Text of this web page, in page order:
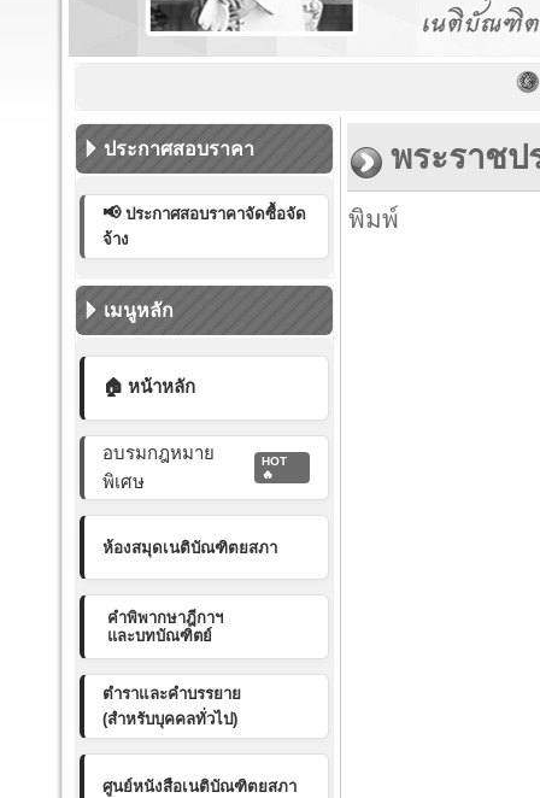
กา
ประกาศสอบราคา
📢 ประกาศสอบราคาจัดซื้อจัด
จ้าง
เมนูหลัก
🏠 หน้าหลัก
อบรมกฎหมาย
พิเศษ
HOT
🔥
ห้องสมุดเนติบัณฑิตยสภา
คำพิพากษาฎีกาฯ
และบทบัณฑิตย์
ตำราและคำบรรยาย
(สำหรับบุคคลทั่วไป)
ศูนย์หนังสือเนติบัณฑิตยสภา
พระราชป
พิมพ์